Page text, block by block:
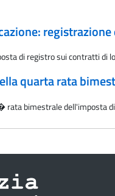
di registro sui contratti
quarta rata
rata bimestrale dell'imposta